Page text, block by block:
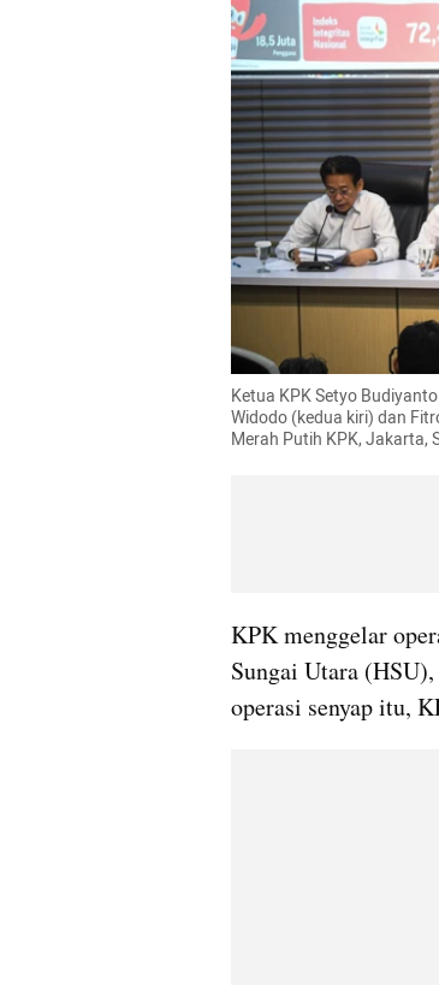
Ketua KPK Setyo
Widodo (kedua kiri) dan
Merah Putih KPK, Jakarta,
KPK menggelar
Sungai Utara
operasi senyap itu,